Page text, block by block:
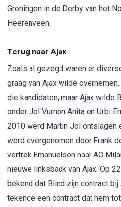
Groningen in de Derby van het
Heerenveen.
Terug naar Ajax
Zoals al gezegd waren er
graag van Ajax wilde
die kandidaten, maar Ajax wilde
onder Jol Vurnon Anita en Urbi
2010 werd Martin Jol ontslagen
werd overgenomen door Frank
vertrek Emanuelson naar AC
nieuwe linksback van Ajax. Op
bekend dat Blind zijn contract bij
tekende een contract dat hem